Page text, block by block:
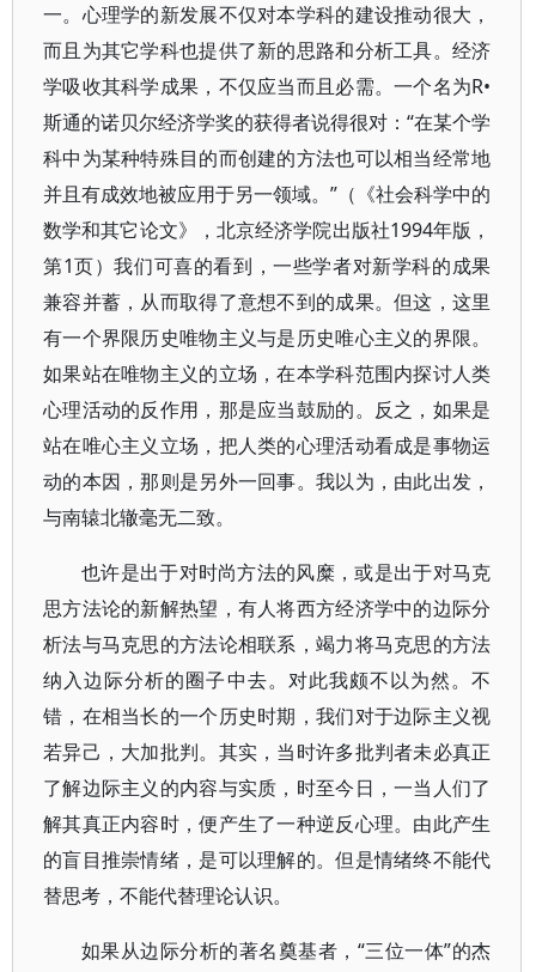
一。心理学的新发展不仅对本学科的建设推动很大，
而且为其它学科也提供了新的思路和分析工具。经济
学吸收其科学成果，不仅应当而且必需。一个名为R•
斯通的诺贝尔经济学奖的获得者说得很对：“在某个学
科中为某种特殊目的而创建的方法也可以相当经常地
并且有成效地被应用于另一领域。”（《社会科学中的
数学和其它论文》，北京经济学院出版社1994年版，
第1页）我们可喜的看到，一些学者对新学科的成果
兼容并蓄，从而取得了意想不到的成果。但这，这里
有一个界限历史唯物主义与是历史唯心主义的界限。
如果站在唯物主义的立场，在本学科范围内探讨人类
心理活动的反作用，那是应当鼓励的。反之，如果是
站在唯心主义立场，把人类的心理活动看成是事物运
动的本因，那则是另外一回事。我以为，由此出发，
与南辕北辙毫无二致。
也许是出于对时尚方法的风糜，或是出于对马克
思方法论的新解热望，有人将西方经济学中的边际分
析法与马克思的方法论相联系，竭力将马克思的方法
纳入边际分析的圈子中去。对此我颇不以为然。不
错，在相当长的一个历史时期，我们对于边际主义视
若异己，大加批判。其实，当时许多批判者未必真正
了解边际主义的内容与实质，时至今日，一当人们了
解其真正内容时，便产生了一种逆反心理。由此产生
的盲目推崇情绪，是可以理解的。但是情绪终不能代
替思考，不能代替理论认识。
如果从边际分析的著名奠基者，“三位一体”的杰